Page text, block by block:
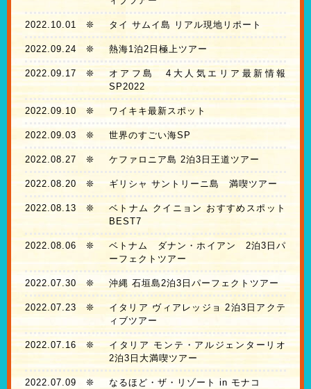
2022.10.01 ❊ タイ サムイ島 リアル現地リポート
2022.09.24 ❊ 熱海1泊2日極上ツアー
2022.09.17 ❊
オアフ島 4大人気エリア最新情報
SP2022
2022.09.10 ❊ ワイキキ最新スポット
2022.09.03 ❊ 世界のすごい海SP
2022.08.27 ❊ ケファロニア島 2泊3日王道ツアー
2022.08.20❊ ギリシャ サントリーニ島 満喫ツアー
2022.08.13 ❊
ベトナム クイニョン おすすめスポット
BEST7
2022.08.06 ❊
ベトナム ダナン・ホイアン 2泊3日パ
ーフェクトツアー
2022.07.30 ❊ 沖縄 石垣島2泊3日パーフェクトツアー
2022.07.23❊
イタリア ヴィアレッジョ 2泊3日アクテ
ィブツアー
2022.07.16❊
イタリア モンテ・アルジェンターリオ
2泊3日大満喫ツアー
2022.07.09 ❊ なるほど・ザ・リゾート in モナコ